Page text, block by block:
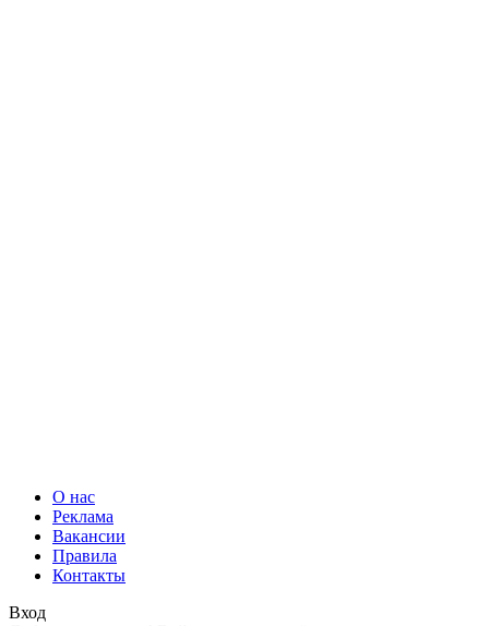
О нас
Реклама
Вакансии
Правила
Контакты
Вход